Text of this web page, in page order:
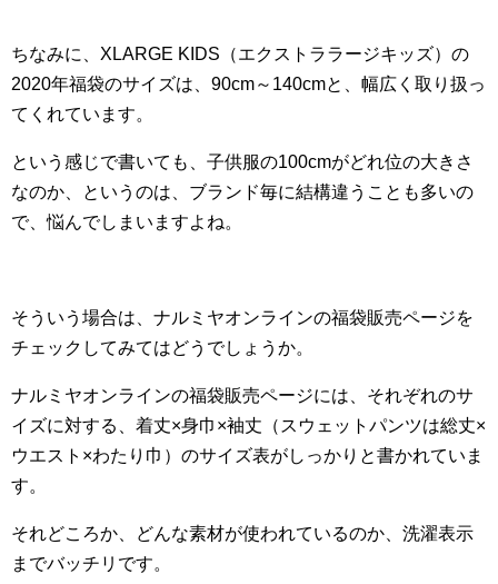
ちなみに、XLARGE KIDS（エクストララージキッズ）の
2020年福袋のサイズは、90cm～140cmと、幅広く取り扱っ
てくれています。
という感じで書いても、子供服の100cmがどれ位の大きさ
なのか、というのは、ブランド毎に結構違うことも多いの
で、悩んでしまいますよね。
そういう場合は、ナルミヤオンラインの福袋販売ページを
チェックしてみてはどうでしょうか。
ナルミヤオンラインの福袋販売ページには、それぞれのサ
イズに対する、着丈×身巾×袖丈（スウェットパンツは総丈×
ウエスト×わたり巾）のサイズ表がしっかりと書かれていま
す。
それどころか、どんな素材が使われているのか、洗濯表示
までバッチリです。